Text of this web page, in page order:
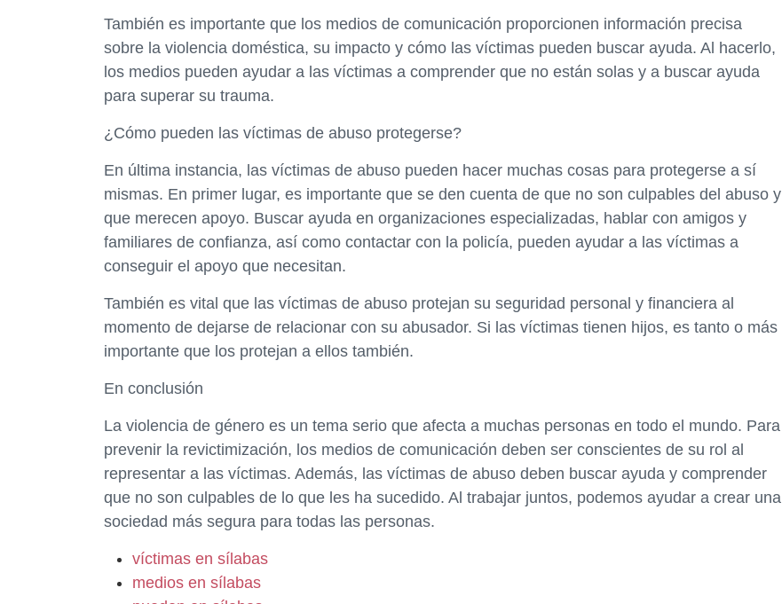
También es importante que los medios de comunicación proporcionen información precisa
sobre la violencia doméstica, su impacto y cómo las víctimas pueden buscar ayuda. Al hacerlo,
los medios pueden ayudar a las víctimas a comprender que no están solas y a buscar ayuda
para superar su trauma.
¿Cómo pueden las víctimas de abuso protegerse?
En última instancia, las víctimas de abuso pueden hacer muchas cosas para protegerse a sí
mismas. En primer lugar, es importante que se den cuenta de que no son culpables del abuso y
que merecen apoyo. Buscar ayuda en organizaciones especializadas, hablar con amigos y
familiares de confianza, así como contactar con la policía, pueden ayudar a las víctimas a
conseguir el apoyo que necesitan.
También es vital que las víctimas de abuso protejan su seguridad personal y financiera al
momento de dejarse de relacionar con su abusador. Si las víctimas tienen hijos, es tanto o más
importante que los protejan a ellos también.
En conclusión
La violencia de género es un tema serio que afecta a muchas personas en todo el mundo. Para
prevenir la revictimización, los medios de comunicación deben ser conscientes de su rol al
representar a las víctimas. Además, las víctimas de abuso deben buscar ayuda y comprender
que no son culpables de lo que les ha sucedido. Al trabajar juntos, podemos ayudar a crear una
sociedad más segura para todas las personas.
víctimas en sílabas
medios en sílabas